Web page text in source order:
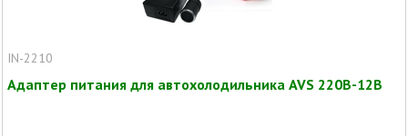
IN-2210
Адаптер питания для автохолодильника AVS 220В-12В